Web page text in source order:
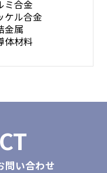
ミ合金
ケル合金
金属
体材料
問い合わせ